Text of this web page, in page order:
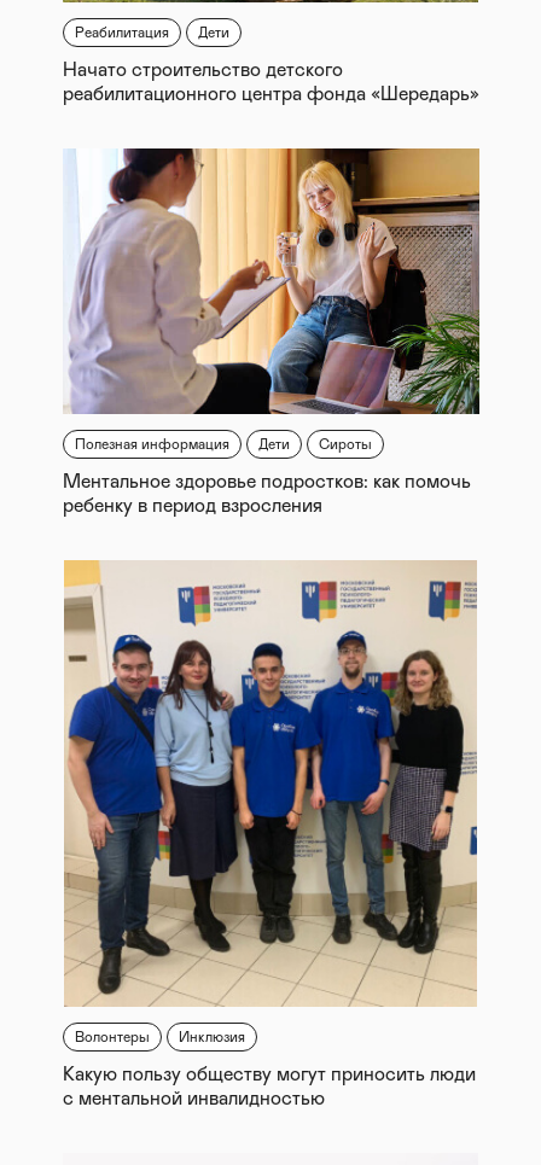
Реабилитация Дети
Начато строительство детского
реабилитационного центра фонда «Шередарь»
Полезная информация Дети Сироты
Ментальное здоровье подростков: как помочь
ребенку в период взросления
Волонтеры Инклюзия
Какую пользу обществу могут приносить люди
с ментальной инвалидностью